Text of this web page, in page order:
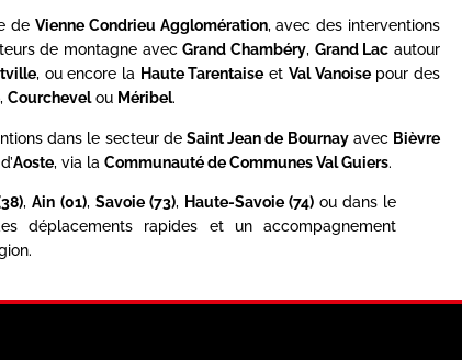
de Vienne Condrieu Agglomération, avec des interventions
de montagne avecGrand Chambéry, Grand Lac autour
, ou encore la Haute Tarentaise et Val Vanoisepour des
, Courchevelou Méribel.
dans le secteur de Saint Jean de Bournayavec Bièvre
Aoste, via la Communauté de Communes Val Guiers.
,Ain (01), Savoie (73), Haute-Savoie (74)ou dans le
déplacements rapides et un accompagnement